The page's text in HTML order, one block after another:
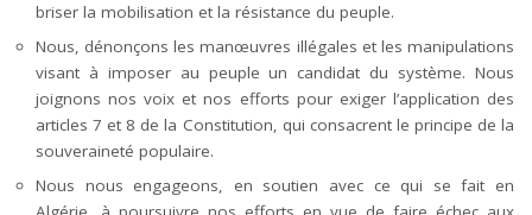
briser la mobilisation et la résistance du peuple.
Nous, dénonçons les manœuvres illégales et les manipulations
visant à imposer au peuple un candidat du système. Nous
joignons nos voix et nos efforts pour exiger l’application des
articles 7 et 8 de la Constitution, qui consacrent le principe de la
souveraineté populaire.
Nous nous engageons, en soutien avec ce qui se fait en